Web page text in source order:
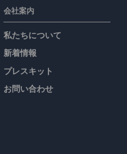
会社案内
私たちについて
新着情報
プレスキット
お問い合わせ